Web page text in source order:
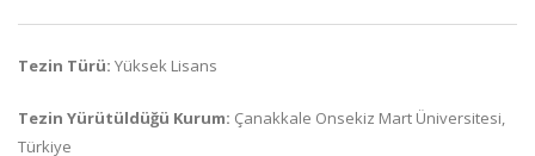
Tezin Türü: Yüksek Lisans
Tezin Yürütüldüğü Kurum: Çanakkale Onsekiz Mart Üniversitesi,
Türkiye